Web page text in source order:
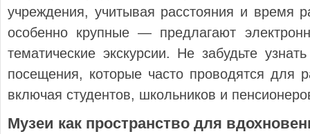
учреждения, учитывая расстояния и время
особенно крупные — предлагают
тематические экскурсии. Не забудьте
посещения, которые часто проводятся для
включая студентов, школьников и
Музеи как пространство для